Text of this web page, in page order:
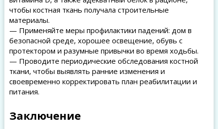
чтобы костная ткань получала строительные
материалы.
— Применяйте меры профилактики падений: дом в
безопасной среде, хорошее освещение, обувь с
протектором и разумные привычки во время ходьбы.
— Проводите периодические обследования костной
ткани, чтобы выявлять ранние изменения и
своевременно корректировать план реабилитации и
питания.
Заключение